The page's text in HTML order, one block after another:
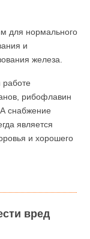
для нормального
и
железа.
рибофлавин
снабжение
является
и хорошего
вред